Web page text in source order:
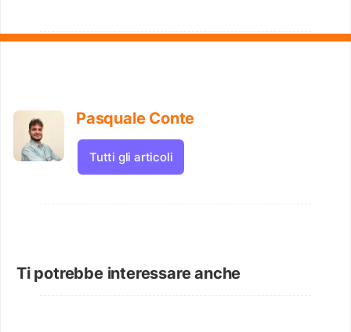
Pasquale Conte
Tutti gli articoli
Ti potrebbe interessare anche